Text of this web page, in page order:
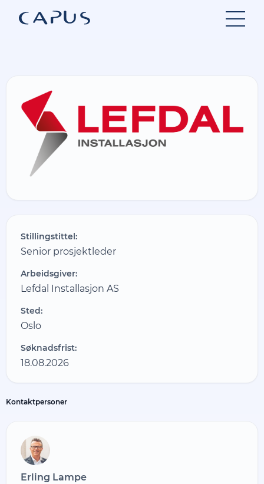
innhold
Stillingstittel:
Senior prosjektleder
Arbeidsgiver:
Lefdal Installasjon AS
Sted:
Oslo
Søknadsfrist:
18.08.2026
Kontaktpersoner
Erling Lampe